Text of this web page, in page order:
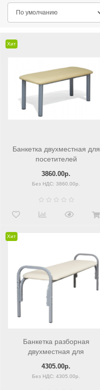
Хит
Банкетка двухместная для
посетителей
3860.00р.
Без НДС: 3860.00р.
Хит
Банкетка разборная
двухместная для
4305.00р.
Без НДС: 4305.00р.